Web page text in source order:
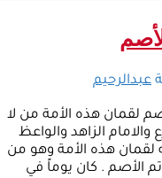
عبدالرحيم
لقمان هذه الأمة من لا
الزاهد والواعظ
لقمان هذه الأمة وهو من
الأصم . كان يوماً في